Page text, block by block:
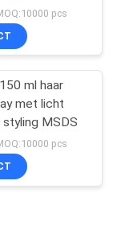
pcs
ml haar
met licht
styling MSDS
pcs